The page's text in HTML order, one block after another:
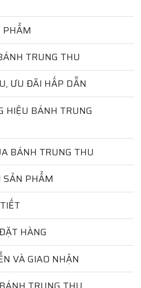
PHẨM
TRUNG THU
ƯU ĐÃI HẤP DẪN
HIỆU BÁNH TRUNG
BÁNH TRUNG THU
SẢN PHẨM
HÀNG
VÀ GIAO NHẬN